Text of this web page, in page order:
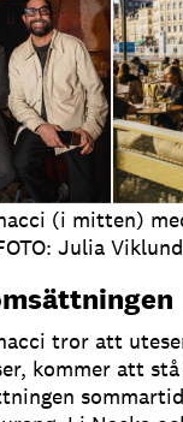
(i mitten)
Julia
tror att
kommer att
sommartid